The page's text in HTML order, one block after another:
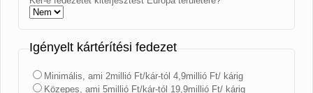
Igényelt kártérítési fedezet
Minimális, ami 2millió Ft/kár-tól 4,9millió Ft/ kárig
Közepes, ami 5millió Ft/kár-tól 19,9millió Ft/ kárig